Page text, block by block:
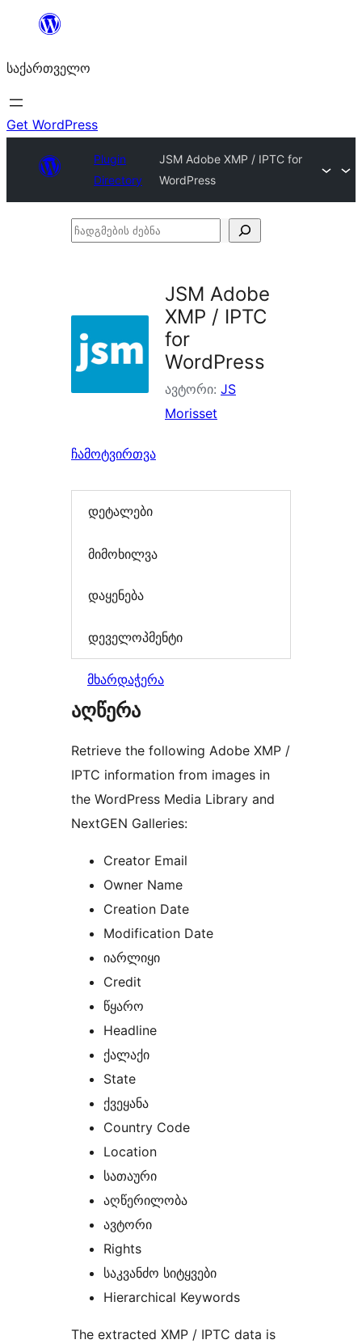
შიგთავსზე
საქართველო
Get WordPress
Plugin
Directory
JSM Adobe XMP / IPTC for
WordPress
ჩადგმების
JSM Adobe
XMP / IPTC
for
WordPress
ავტორი: JS
Morisset
ჩამოტვირთვა
დეტალები
მიმოხილვა
დაყენება
დეველოპმენტი
მხარდაჭერა
აღწერა
Retrieve the following Adobe XMP /
IPTC information from images in
the WordPress Media Library and
NextGEN Galleries:
Creator Email
Owner Name
Creation Date
Modification Date
იარლიყი
Credit
წყარო
Headline
ქალაქი
State
ქვეყანა
Country Code
Location
სათაური
აღწერილობა
ავტორი
Rights
საკვანძო სიტყვები
Hierarchical Keywords
The extracted XMP / IPTC data is